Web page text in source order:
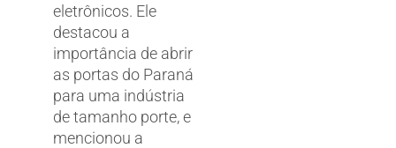
eletrônicos. Ele
destacou a
importância de abrir
as portas do Paraná
para uma indústria
de tamanho porte, e
mencionou a